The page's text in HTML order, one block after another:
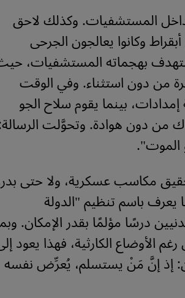
المستشفيات. وكذلك لاحق
وكانوا يعالجون الجرحى
بهجماته المستشفيات،
دون استثناء. وفي الوقت
بينما يقوم سلاح الجو
من دون هوادة. وتحوَّلت
الموت".
مكاسب عسكرية، ولا حتى
يعرف باسم تنظيم "الدولة
درسًا مؤلمًا بقدر الإمكان.
الأوضاع الكارثية، فهذا يعود
إذ إنَّ مَنْ يستسلم، يُعرِّض نفسه